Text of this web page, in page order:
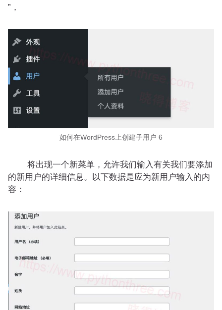
”，
如何在WordPress上创建子用户 6
将出现一个新菜单，允许我们输入有关我们要添加
的新用户的详细信息。以下数据是应为新用户输入的内
容：